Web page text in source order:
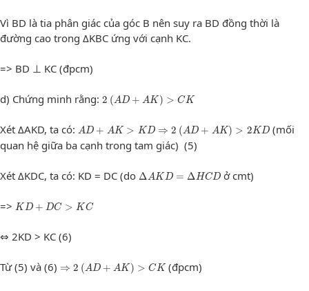
Vì BD là tia phân giác của góc B nên suy ra BD đồng thời là
đường cao trong ΔKBC ứng với cạnh KC.
=> BD ⊥ KC (đpcm)
d) Chứng minh rằng: 2 ( A D + A K) > C K
A D+ ) >C
Xét ΔAKD, ta có: AD + AK > KD ⇒ 2 (AD + AK) > 2KD
A D+ >K ⇒2(A A K >2
(mối
quan hệ giữa ba cạnh trong tam giác) (5)
Xét ΔKDC, ta có: KD = DC (do ΔAK D = ΔHCD
Δ KD=Δ CD ở cmt)
=> K D + DC > K C
KD+ C>KC
⇔ 2KD > KC (6)
Từ (5) và (6) ⇒ 2 (AD + AK ) > CK
2( A D +A > CK (đpcm)